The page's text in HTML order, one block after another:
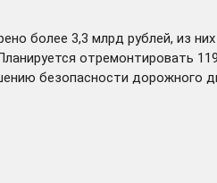
более 3,3 млрд рублей, из
отремонтировать
безопасности дорожного